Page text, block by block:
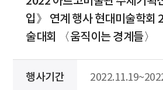
입》 연계 행사 현대미술학회
술대회 〈움직이는 경계들〉
행사기간